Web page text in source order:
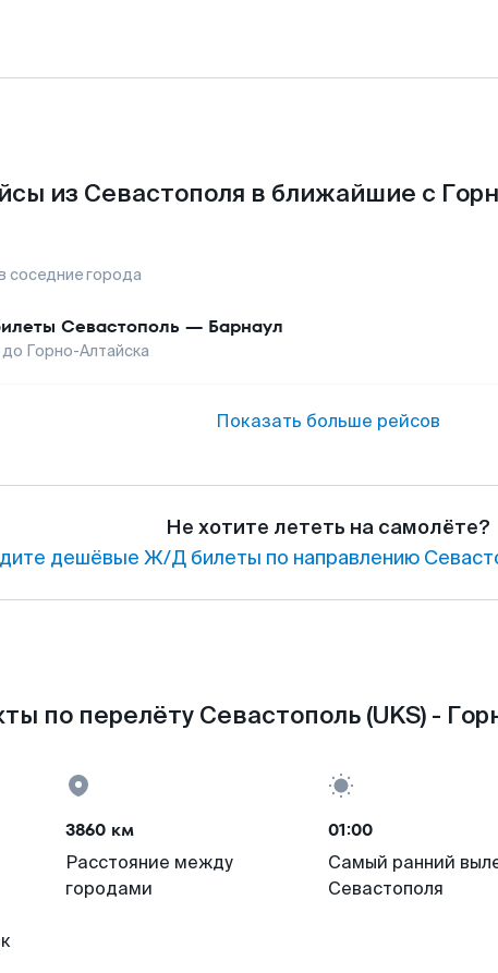
из Севастополя в ближайшие с
соседние города
Севастополь — Барнаул
до Горно-Алтайска
Показать больше рейсов
Не хотите лететь на самолёте?
дешёвые Ж/Д билеты по направлению
по перелёту Севастополь (UKS) -
3860 км
Расстояние между
городами
01:00
Самый ранний
Севастополя